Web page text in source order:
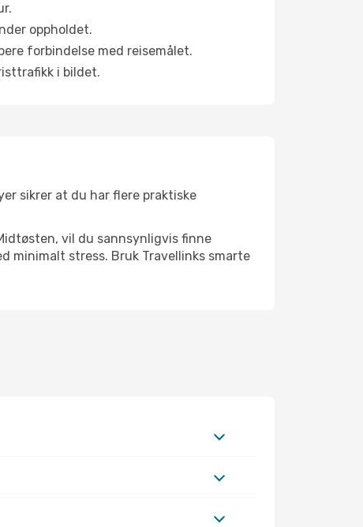
oppholdet.
forbindelse med reisemålet.
i bildet.
sikrer at du har flere praktiske
vil du sannsynligvis finne
minimalt stress. Bruk Travellinks smarte